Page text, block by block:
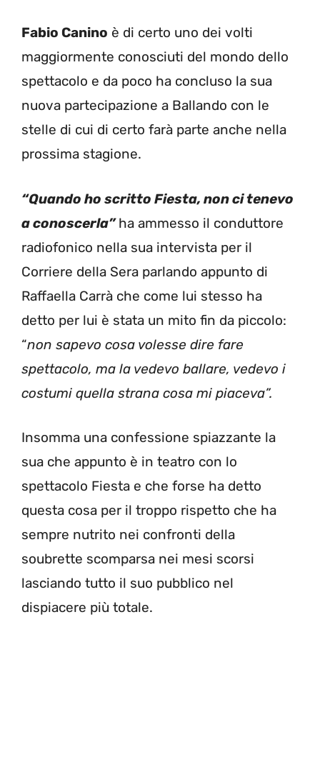
Fabio Canino è di certo uno dei volti
maggiormente conosciuti del mondo dello
spettacolo e da poco ha concluso la sua
nuova partecipazione a Ballando con le
stelle di cui di certo farà parte anche nella
prossima stagione.
“Quando ho scritto Fiesta, non ci tenevo
a conoscerla”ha ammesso il conduttore
radiofonico nella sua intervista per il
Corriere della Sera parlando appunto di
Raffaella Carrà che come lui stesso ha
detto per lui è stata un mito fin da piccolo:
“non sapevo cosa volesse dire fare
spettacolo, ma la vedevo ballare, vedevo i
costumi quella strana cosa mi piaceva”.
Insomma una confessione spiazzante la
sua che appunto è in teatro con lo
spettacolo Fiesta e che forse ha detto
questa cosa per il troppo rispetto che ha
sempre nutrito nei confronti della
soubrette scomparsa nei mesi scorsi
lasciando tutto il suo pubblico nel
dispiacere più totale.